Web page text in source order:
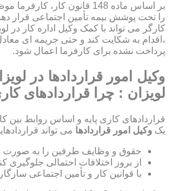
بر اساس ماده 148 قانون کار،
را تحت پوشش بیمه تأمین اجتماعی قرار
کارگر می تواند با کمک وکیل اداره کار در
پرداخت نشده برای کارفرما اعمال شود.
وکیل امور قراردادها در
لویزان : چرا قراردادهای
قراردادهای کاری پایه و اساس روابط بین
یک وکیل امور قراردادها می تواند
حقوق و وظایف طرفین را به
از بروز اختلافات احتمالی جلوگیری
با قوانین کار و تأمین اجتماعی